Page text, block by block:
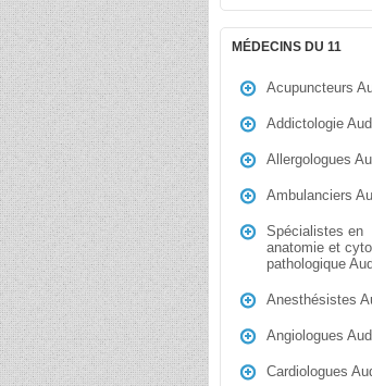
MÉDECINS DU 11
Acupuncteurs
Addictologie
Allergologues
Ambulanciers
Spécialistes en
anatomie et
pathologique
Anesthésistes
Angiologues
Cardiologues